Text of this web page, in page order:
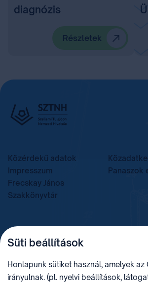
diagnózis
Részletek
Közérdekű adatok
Impresszum
Panaszok
Frecskay János
Szakkönyvtár
TELEFON
+36 (1) 312 4400
sztnh@hipo.gov.hu 15311746-
CÍM HIVATAL
Süti beállítások
Honlapunk sütiket használ, amelyek az
irányulnak. (pl. nyelvi beállítások,